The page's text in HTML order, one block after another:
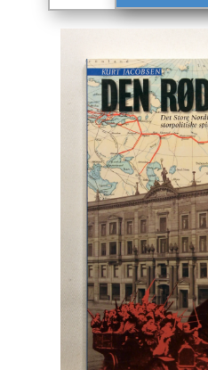
Fantasy /
Filosofi
Håndarbejde
Håndværk
Historie
Hobby
Hus / Have
Husdyr